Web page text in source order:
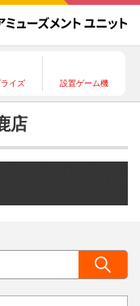
イズ 設置ゲーム機
店